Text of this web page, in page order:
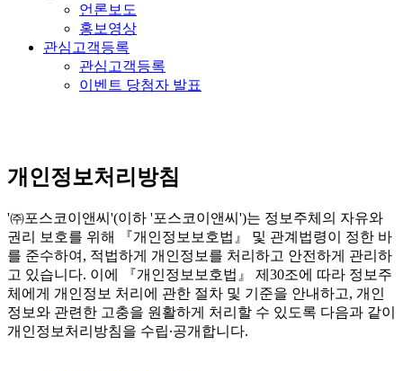
언론보도
홍보영상
관심고객등록
관심고객등록
이벤트 당첨자 발표
개인정보처리방침
'㈜포스코이앤씨'(이하 '포스코이앤씨')는 정보주체의 자유와
권리 보호를 위해 『개인정보보호법』 및 관계법령이 정한 바
를 준수하여, 적법하게 개인정보를 처리하고 안전하게 관리하
고 있습니다. 이에 『개인정보보호법』 제30조에 따라 정보주
체에게 개인정보 처리에 관한 절차 및 기준을 안내하고, 개인
정보와 관련한 고충을 원활하게 처리할 수 있도록 다음과 같이
개인정보처리방침을 수립∙공개합니다.